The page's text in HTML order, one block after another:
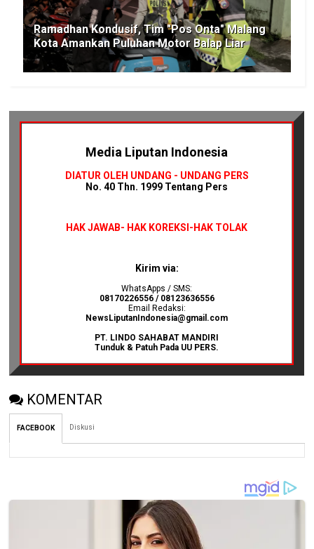
Ramadhan Kondusif, Tim "Pos Onta" Malang
Kota Amankan Puluhan Motor Balap Liar
Media Liputan Indonesia
DIATUR OLEH UNDANG - UNDANG PERS
No. 40 Thn. 1999 Tentang Pers
HAK JAWAB- HAK KOREKSI-HAK TOLAK
Kirim via:
WhatsApps / SMS:
08170226556 / 08123636556
Email Redaksi:
NewsLiputanIndonesia@gmail.com
PT. LINDO SAHABAT MANDIRI
Tunduk & Patuh Pada UU PERS.
KOMENTAR
FACEBOOK Diskusi